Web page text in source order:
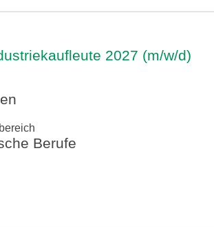
2027 (m/w/d)
Berufe